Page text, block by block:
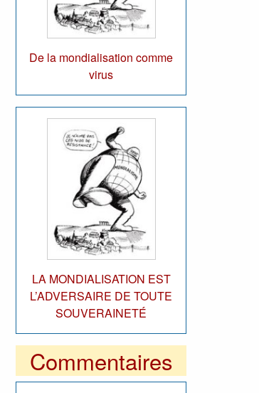
De la mondialisation comme
virus
LA MONDIALISATION EST
L’ADVERSAIRE DE TOUTE
SOUVERAINETÉ
Commentaires